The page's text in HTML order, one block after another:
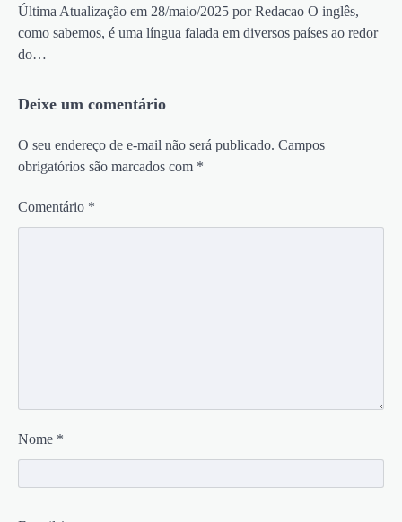
Última Atualização em 28/maio/2025 por Redacao O inglês,
como sabemos, é uma língua falada em diversos países ao redor
do…
Deixe um comentário
O seu endereço de e-mail não será publicado. Campos
obrigatórios são marcados com *
Comentário *
Nome *